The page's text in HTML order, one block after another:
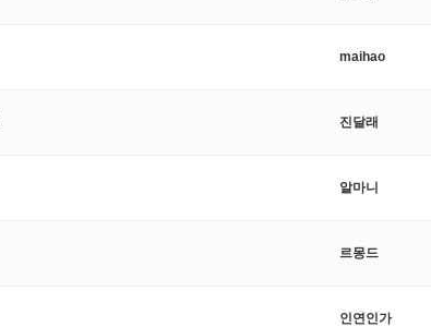
maihao
진달래
알마니
르몽드
인연인가